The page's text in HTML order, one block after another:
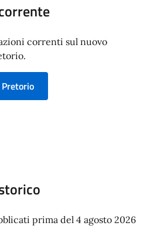
correnti sul nuovo
prima del 4 agosto 2026